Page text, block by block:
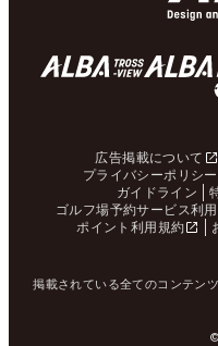
広告掲載について
プライバシーポリシー
ガイドライン
ゴルフ場予約サービス利
ポイント利用規約
掲載されている全てのコンテン